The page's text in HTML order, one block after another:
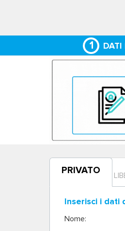
1 DATI
PRIVATO
Inserisci i dati
Nome: